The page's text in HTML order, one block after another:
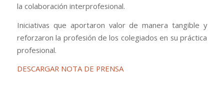
la colaboración interprofesional.
Iniciativas que aportaron valor de manera tangible y
reforzaron la profesión de los colegiados en su práctica
profesional.
DESCARGAR NOTA DE PRENSA